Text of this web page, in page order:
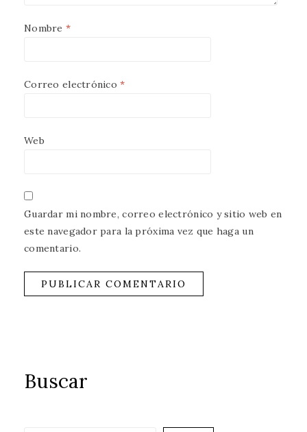
Nombre *
Correo electrónico*
Web
Guardar mi nombre, correo electrónico y sitio web en
este navegador para la próxima vez que haga un
comentario.
Buscar